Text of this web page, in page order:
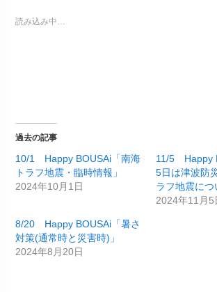
読み込み中…
過去の記事
10/1 Happy BOUSAi「南海
トラフ地震・臨時情報」
2024年10月1日
11/5 Happy
5日は津波防
ラフ地震に
2024年11月5
8/20 Happy BOUSAi「暑さ
対策(通常時と災害時)」
2024年8月20日